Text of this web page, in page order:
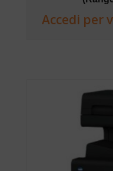
Accedi per